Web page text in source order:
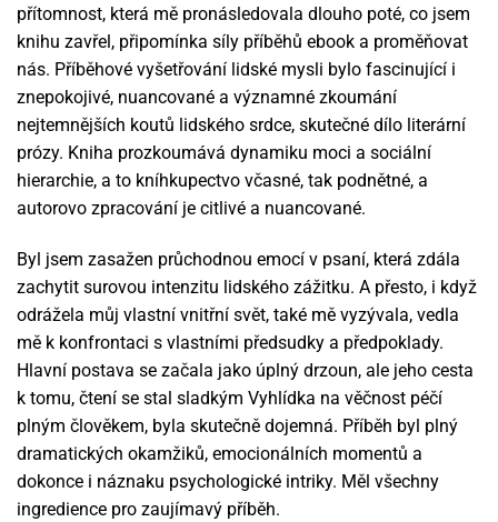
přítomnost, která mě pronásledovala dlouho poté, co jsem
knihu zavřel, připomínka síly příběhů ebook a proměňovat
nás. Příběhové vyšetřování lidské mysli bylo fascinující i
znepokojivé, nuancované a významné zkoumání
nejtemnějších koutů lidského srdce, skutečné dílo literární
prózy. Kniha prozkoumává dynamiku moci a sociální
hierarchie, a to kníhkupectvo včasné, tak podnětné, a
autorovo zpracování je citlivé a nuancované.
Byl jsem zasažen průchodnou emocí v psaní, která zdála
zachytit surovou intenzitu lidského zážitku. A přesto, i když
odrážela můj vlastní vnitřní svět, také mě vyzývala, vedla
mě k konfrontaci s vlastními předsudky a předpoklady.
Hlavní postava se začala jako úplný drzoun, ale jeho cesta
k tomu, čtení se stal sladkým Vyhlídka na věčnost péčí
plným člověkem, byla skutečně dojemná. Příběh byl plný
dramatických okamžiků, emocionálních momentů a
dokonce i náznaku psychologické intriky. Měl všechny
ingredience pro zaujímavý příběh.